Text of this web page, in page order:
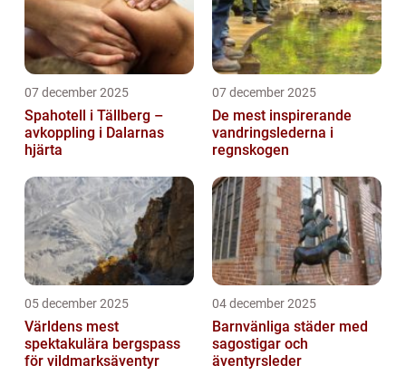
07 december 2025
Spahotell i Tällberg –
avkoppling i Dalarnas
hjärta
07 december 2025
De mest inspirerande
vandringslederna i
regnskogen
05 december 2025
Världens mest
spektakulära bergspass
för vildmarksäventyr
04 december 2025
Barnvänliga städer med
sagostigar och
äventyrsleder